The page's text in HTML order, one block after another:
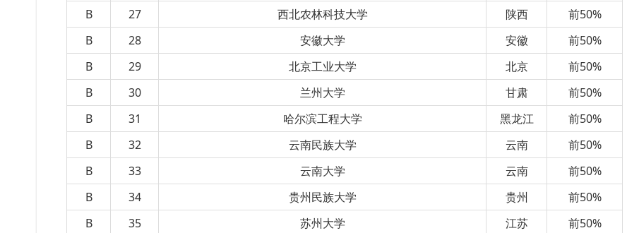
B
27 西北农林科技大学 陕西
前50%
B
28 安徽大学 安徽
前50%
B
29 北京工业大学 北京
前50%
B
30 兰州大学 甘肃
前50%
B
31 哈尔滨工程大学 黑龙江
前50%
B
32 云南民族大学 云南
前50%
B
33 云南大学 云南
前50%
B
34 贵州民族大学 贵州
前50%
B
35 苏州大学 江苏
前50%